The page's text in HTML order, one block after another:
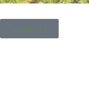
לכל הגליונות